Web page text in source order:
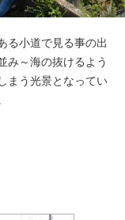
る小道で見る事の出
み～海の抜けるよう
まう光景となってい